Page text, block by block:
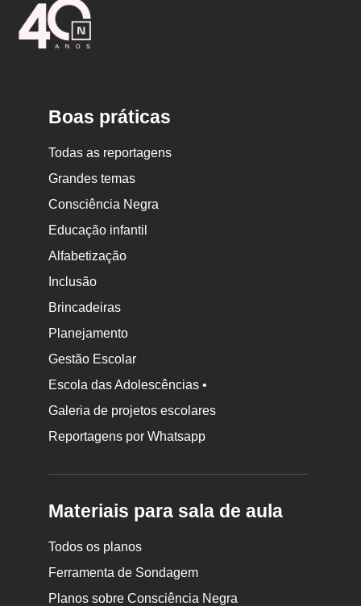
Boas práticas
Todas as reportagens
Grandes temas
Consciência Negra
Educação infantil
Alfabetização
Inclusão
Brincadeiras
Planejamento
Gestão Escolar
Escola das Adolescências •
Galeria de projetos escolares
Reportagens por Whatsapp
Materiais para sala de aula
Todos os planos
Ferramenta de Sondagem
Planos sobre Consciência Negra